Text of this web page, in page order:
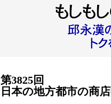
第3825回
日本の地方都市の商